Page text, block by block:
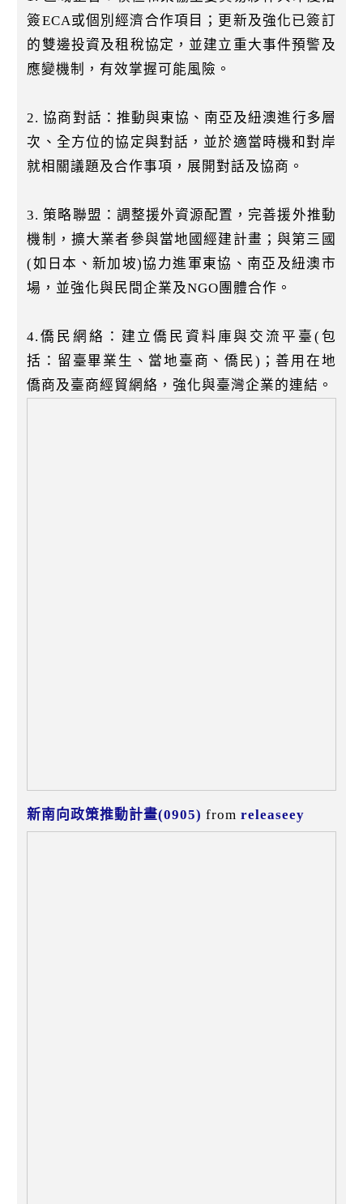
簽ECA或個別經濟合作項目；更新及強化已簽訂
的雙邊投資及租稅協定，並建立重大事件預警及
應變機制，有效掌握可能風險。
2. 協商對話：推動與東協、南亞及紐澳進行多層
次、全方位的協定與對話，並於適當時機和對岸
就相關議題及合作事項，展開對話及協商。
3. 策略聯盟：調整援外資源配置，完善援外推動
機制，擴大業者參與當地國經建計畫；與第三國
(如日本、新加坡)協力進軍東協、南亞及紐澳市
場，並強化與民間企業及NGO團體合作。
4.僑民網絡：建立僑民資料庫與交流平臺(包
括：留臺畢業生、當地臺商、僑民)；善用在地
僑商及臺商經貿網絡，強化與臺灣企業的連結。
新南向政策推動計畫(0905) fromreleaseey